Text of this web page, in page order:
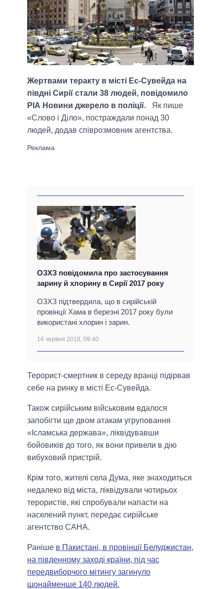
Жертвами теракту в місті Ес-Сувейда на
півдні Сирії стали 38 людей, повідомило
РІА Новини джерело в поліції. Як пише
«Слово і Діло», постраждали понад 30
людей, додав співрозмовник агентства.
ОЗХЗ повідомила про застосування
зарину й хлорину в Сирії 2017 року
ОЗХЗ підтвердила, що в сирійській
провінції Хама в березні 2017 року були
використані хлорин і зарин.
14 червня 2018, 09:40
Терорист-смертник в середу вранці підірвав
себе на ринку в місті Ес-Сувейда.
Також сирійським військовим вдалося
запобігти ще двом атакам угруповання
«Ісламська держава», ліквідувавши
бойовиків до того, як вони привели в дію
вибуховий пристрій.
Крім того, жителі села Дума, яке знаходиться
недалеко від міста, ліквідували чотирьох
терористів, які спробували напасти на
населений пункт, передає сирійське
агентство САНА.
Раніше в Пакистані, в провінції Белуджистан,
на південному заході країни, під час
передвиборчого мітингу загинуло
щонайменше 140 людей.